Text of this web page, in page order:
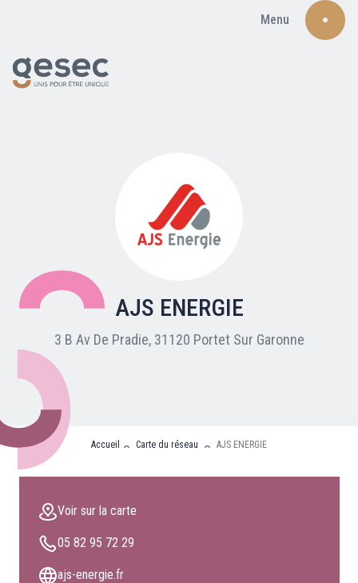
Menu
Nos adhérents
Carte du réseau
Nos partenaires
Clients professionnels
AJS ENERGIE
3 B Av De Pradie, 31120 Portet Sur Garonne
Accueil Carte du réseau AJS ENERGIE
Voir sur la carte
05 82 95 72 29
ajs-energie.fr